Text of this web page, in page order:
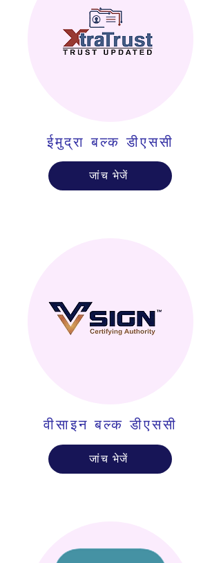
ईमुद्रा बल्क डीएससी
जांच भेजें
वीसाइन बल्क डीएससी
जांच भेजें